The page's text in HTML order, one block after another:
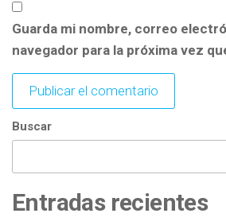
Guarda mi nombre, correo
navegador para la próxima vez
Buscar
Entradas recientes